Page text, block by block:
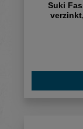
Suki